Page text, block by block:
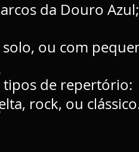
da Douro Azul;
solo, ou com
tipos de repertório:
rock, ou